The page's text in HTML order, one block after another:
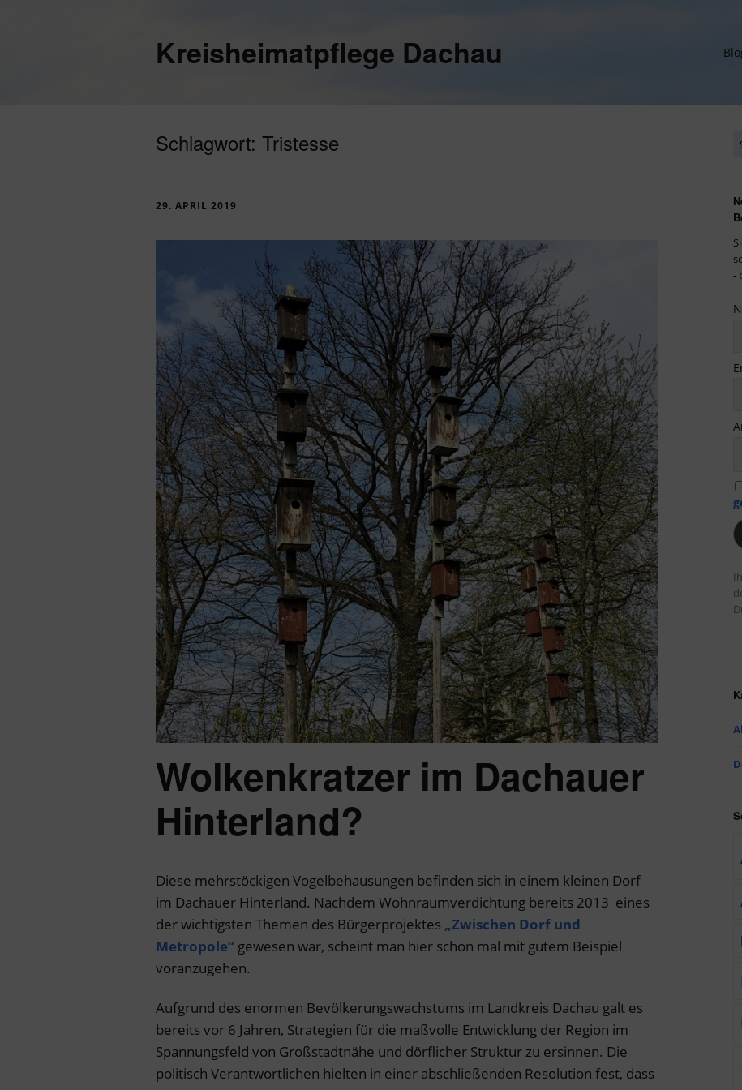
Kreisheimatpflege Dachau
Schlagwort: Tristesse
29. APRIL 2019
Wolkenkratzer im Dachauer
Hinterland?
Diese mehrstöckigen Vogelbehausungen befinden sich in einem kleinen Dorf
im Dachauer Hinterland. Nachdem Wohnraumverdichtung bereits 2013 eines
der wichtigsten Themen des Bürgerprojektes „Zwischen Dorf und
Metropole“ gewesen war, scheint man hier schon mal mit gutem Beispiel
voranzugehen.
Aufgrund des enormen Bevölkerungswachstums im Landkreis Dachau galt es
bereits vor 6 Jahren, Strategien für die maßvolle Entwicklung der Region im
Spannungsfeld von Großstadtnähe und dörflicher Struktur zu ersinnen. Die
politisch Verantwortlichen hielten in einer abschließenden Resolution fest, dass
-